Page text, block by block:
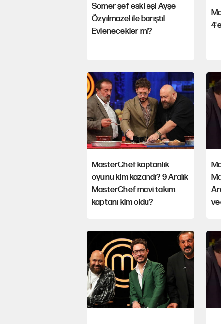
Somer şef eski eşi Ayşe
Özyılmazel ile barıştı!
Evlenecekler mi?
MasterChef kaptanlık
oyunu kim kazandı? 9 Aralık
MasterChef mavi takım
kaptanı kim oldu?